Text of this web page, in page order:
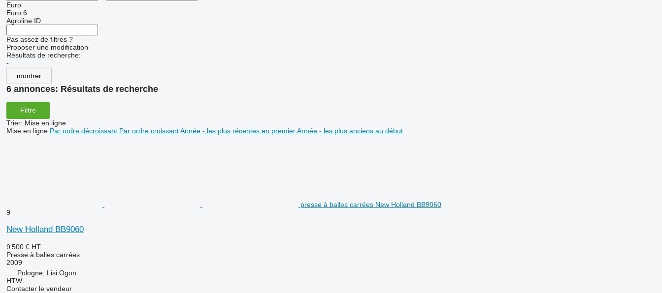
Euro
Euro 6
Agroline ID
Pas assez de filtres ?
Proposer une modification
Résultats de recherche:
-
montrer
6 annonces: Résultats de recherche
Filtre
Trier: Mise en ligne
Mise en ligne Par ordre décroissant Par ordre croissant Année - les plus récentes en premier Année - les plus anciens au début
presse à balles carrées New Holland BB9060
9
New Holland BB9060
9 500 € HT
Presse à balles carrées
2009
Pologne, Lisi Ogon
HTW
Contacter le vendeur